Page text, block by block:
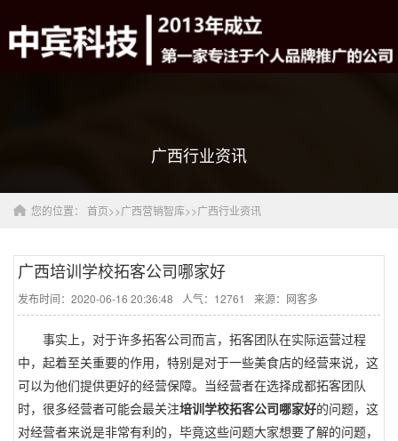
广西行业资讯
您的位置： 首页>>广西营销智库>>广西行业资讯
广西培训学校拓客公司哪家好
发布时间：2020-06-16 20:36:48 人气：12761 来源：网客多
事实上，对于许多拓客公司而言，拓客团队在实际运营过程
中，起着至关重要的作用，特别是对于一些美食店的经营来说，这
可以为他们提供更好的经营保障。当经营者在选择成都拓客团队
时，很多经营者可能会最关注培训学校拓客公司哪家好的问题，这
对经营者来说是非常有利的，毕竟这些问题大家想要了解的问题，